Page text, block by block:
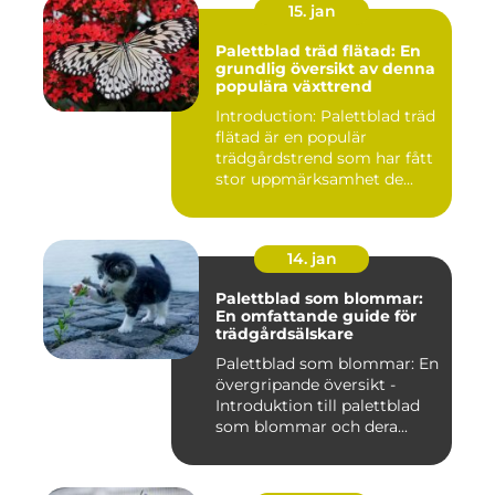
15. jan
Palettblad träd flätad: En
grundlig översikt av denna
populära växttrend
Introduction: Palettblad träd
flätad är en populär
trädgårdstrend som har fått
stor uppmärksamhet de...
14. jan
Palettblad som blommar:
En omfattande guide för
trädgårdsälskare
Palettblad som blommar: En
övergripande översikt -
Introduktion till palettblad
som blommar och dera...